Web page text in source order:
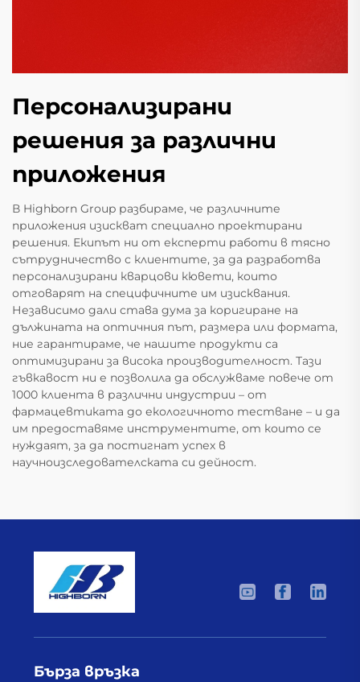
Персонализирани
решения за различни
приложения
В Highborn Group разбираме, че различните
приложения изискват специално проектирани
решения. Екипът ни от експерти работи в тясно
сътрудничество с клиентите, за да разработва
персонализирани кварцови кювети, които
отговарят на специфичните им изисквания.
Независимо дали става дума за коригиране на
дължината на оптичния път, размера или формата,
ние гарантираме, че нашите продукти са
оптимизирани за висока производителност. Тази
гъвкавост ни е позволила да обслужваме повече от
1000 клиента в различни индустрии – от
фармацевтиката до екологичното тестване – и да
им предоставяме инструментите, от които се
нуждаят, за да постигнат успех в
научноизследователската си дейност.
Бърза връзка